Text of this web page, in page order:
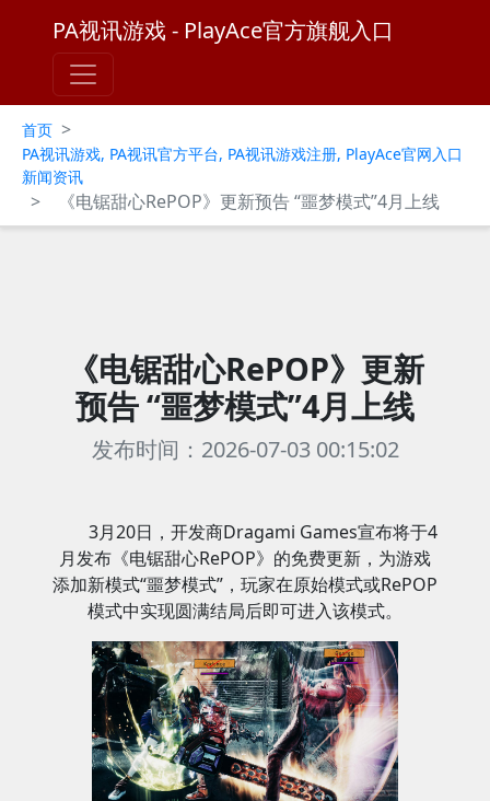
PA视讯游戏 - PlayAce官方旗舰入口
首页 >
PA视讯游戏, PA视讯官方平台, PA视讯游戏注册, PlayAce官网入口
新闻资讯
> 《电锯甜心RePOP》更新预告 “噩梦模式”4月上线
《电锯甜心RePOP》更新
预告 “噩梦模式”4月上线
发布时间：2026-07-03 00:15:02
3月20日，开发商Dragami Games宣布将于4
月发布《电锯甜心RePOP》的免费更新，为游戏
添加新模式“噩梦模式”，玩家在原始模式或RePOP
模式中实现圆满结局后即可进入该模式。